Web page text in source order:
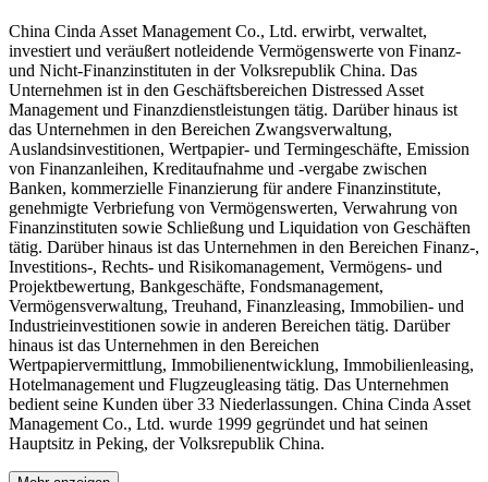
China Cinda Asset Management Co., Ltd. erwirbt, verwaltet,
investiert und veräußert notleidende Vermögenswerte von Finanz-
und Nicht-Finanzinstituten in der Volksrepublik China. Das
Unternehmen ist in den Geschäftsbereichen Distressed Asset
Management und Finanzdienstleistungen tätig. Darüber hinaus ist
das Unternehmen in den Bereichen Zwangsverwaltung,
Auslandsinvestitionen, Wertpapier- und Termingeschäfte, Emission
von Finanzanleihen, Kreditaufnahme und -vergabe zwischen
Banken, kommerzielle Finanzierung für andere Finanzinstitute,
genehmigte Verbriefung von Vermögenswerten, Verwahrung von
Finanzinstituten sowie Schließung und Liquidation von Geschäften
tätig. Darüber hinaus ist das Unternehmen in den Bereichen Finanz-,
Investitions-, Rechts- und Risikomanagement, Vermögens- und
Projektbewertung, Bankgeschäfte, Fondsmanagement,
Vermögensverwaltung, Treuhand, Finanzleasing, Immobilien- und
Industrieinvestitionen sowie in anderen Bereichen tätig. Darüber
hinaus ist das Unternehmen in den Bereichen
Wertpapiervermittlung, Immobilienentwicklung, Immobilienleasing,
Hotelmanagement und Flugzeugleasing tätig. Das Unternehmen
bedient seine Kunden über 33 Niederlassungen. China Cinda Asset
Management Co., Ltd. wurde 1999 gegründet und hat seinen
Hauptsitz in Peking, der Volksrepublik China.